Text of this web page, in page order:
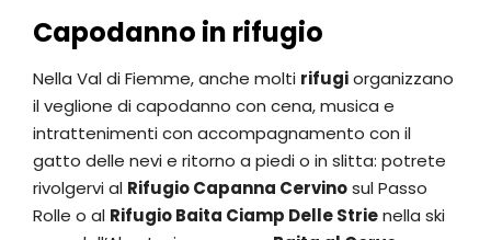
Capodanno in rifugio
Nella Val di Fiemme, anche molti rifugiorganizzano
il veglione di capodanno con cena, musica e
intrattenimenti con accompagnamento con il
gatto delle nevi e ritorno a piedi o in slitta: potrete
rivolgervi al Rifugio Capanna Cervinosul Passo
Rolle o al Rifugio Baita Ciamp Delle Strienella ski